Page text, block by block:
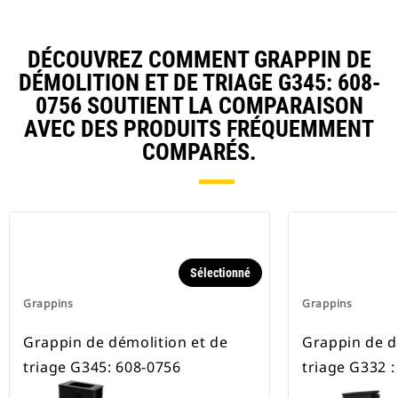
DÉCOUVREZ COMMENT GRAPPIN DE
DÉMOLITION ET DE TRIAGE G345: 608-
0756 SOUTIENT LA COMPARAISON
AVEC DES PRODUITS FRÉQUEMMENT
COMPARÉS.
Grappins
Sélectionné
Grappin de démolition et de
triage G345: 608-0756
Grappins
Grappin de
triage G332 :